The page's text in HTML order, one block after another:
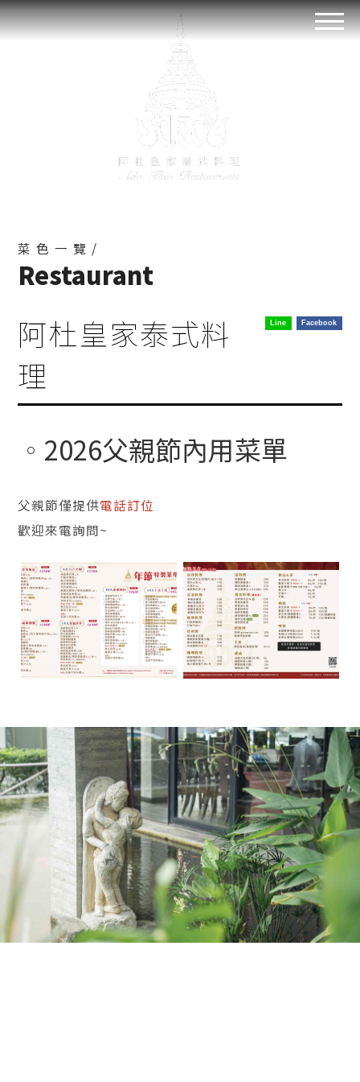
菜色一覽/
Restaurant
Facebook
Line
阿杜皇家泰式料
理
2026父親節內用菜單
父親節僅提供電話訂位
歡迎來電詢問~